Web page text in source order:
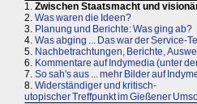
1. Zwischen Staatsmacht und
2. Was waren die Ideen?
3. Planung und Berichte: Was ging ab?
4. Was abging ... Das war der Service-
5. Nachbetrachtungen, Berichte,
6. Kommentare auf Indymedia (unter
7. So sah's aus ... mehr Bilder auf
8. Widerständiger und kritisch-
utopischer Treffpunkt im Gießener